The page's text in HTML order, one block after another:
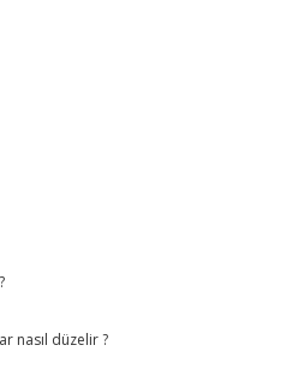
nasıl düzelir ?